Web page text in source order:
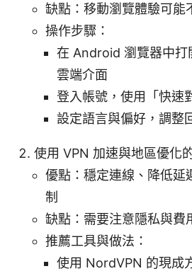
缺點：移動瀏覽體驗可能
操作步驟：
在 Android 瀏覽器中打
雲端介面
登入帳號，使用「快速
設定語言與偏好，調整
使用 VPN 加速與地區優化
優點：穩定連線、降低延
制
缺點：需要注意隱私與費
推薦工具與做法：
使用 NordVPN 的現成